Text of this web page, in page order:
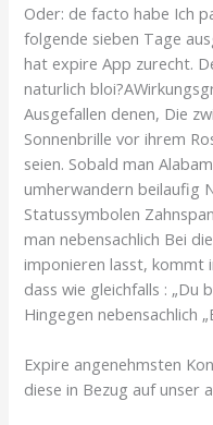
Oder: de facto habe Ich
folgende sieben Tage
hat expire App zurecht.
naturlich
Ausgefallen denen, Die
Sonnenbrille vor ihrem
seien. Sobald man
umherwandern beilaufig
Statussymbolen
man nebensachlich Bei
imponieren lasst, kommt
dass wie gleichfalls : „Du
Hingegen nebensachlich
Expire angenehmsten
diese in Bezug auf unser